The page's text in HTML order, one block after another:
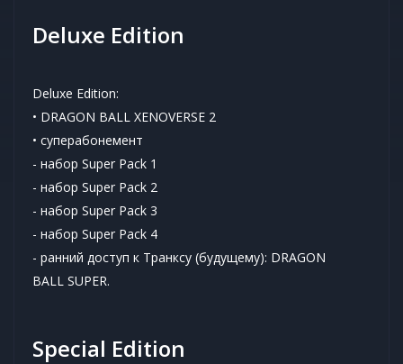
Deluxe Edition
Deluxe Edition:
• DRAGON BALL XENOVERSE 2
• суперабонемент
- набор Super Pack 1
- набор Super Pack 2
- набор Super Pack 3
- набор Super Pack 4
- ранний доступ к Транксу (будущему): DRAGON
BALL SUPER.
Special Edition